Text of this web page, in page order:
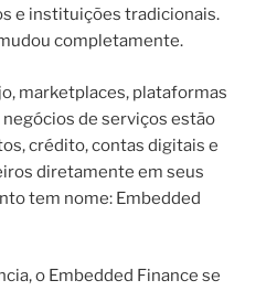
e instituições tradicionais.
completamente.
marketplaces, plataformas
de serviços estão
crédito, contas digitais e
diretamente em seus
tem nome: Embedded
o Embedded Finance se